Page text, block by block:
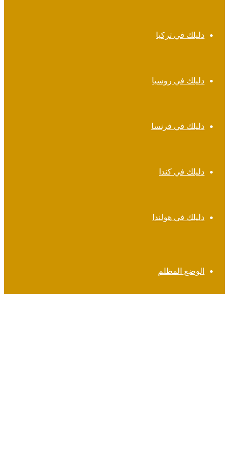
دليلك في تركيا
دليلك في روسيا
دليلك في فرنسا
دليلك في كندا
دليلك في هولندا
الوضع المظلم